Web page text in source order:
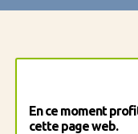
En ce moment
cette page web.